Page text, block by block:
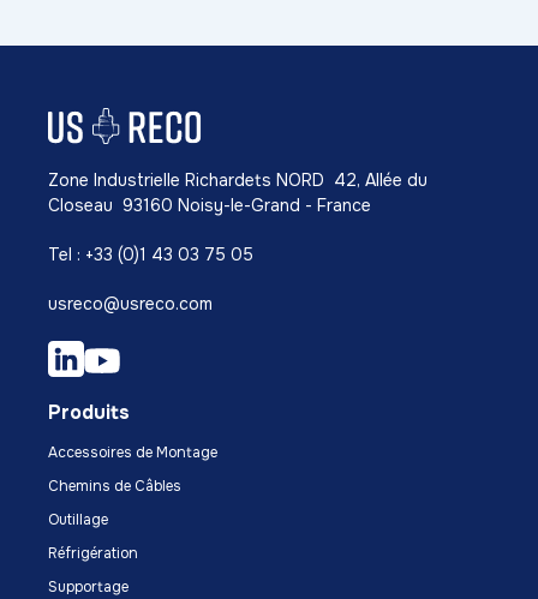
Zone Industrielle Richardets NORD 42, Allée du
Closeau 93160 Noisy-le-Grand - France
Tel : +33 (0)1 43 03 75 05
usreco@usreco.com
Produits
Accessoires de Montage
Chemins de Câbles
Outillage
Réfrigération
Supportage